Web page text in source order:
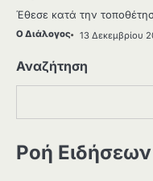
Έθεσε κατά την
Ο Διάλογος 13 Δεκεμβρίου
Αναζήτηση
Ροή Ειδήσεων